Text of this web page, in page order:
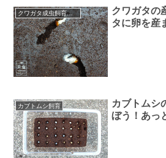
クワガタ成虫飼育・産卵
クワガタの
タに卵を産
カブトムシ飼育
カブトムシ
ぼう！あっ